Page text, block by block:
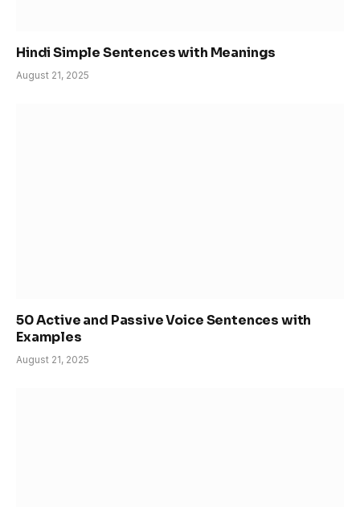
Hindi Simple Sentences with Meanings
August 21, 2025
50 Active and Passive Voice Sentences with
Examples
August 21, 2025